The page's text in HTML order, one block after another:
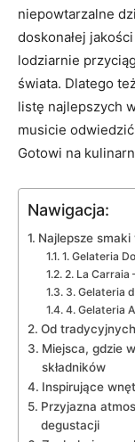
niepowtarzalne
doskonałej
lodziarnie
świata. Dlatego
listę najlepszych⁣
musicie
Gotowi na
Nawigacja:
Najlepsze smaki
1. ⁤Gelateria
2. La Carraia
3. Gelateria
4.​ Gelateria
Od‌
Miejsca, gdzie
składników
Inspirujące
Przyjazna
degustacji